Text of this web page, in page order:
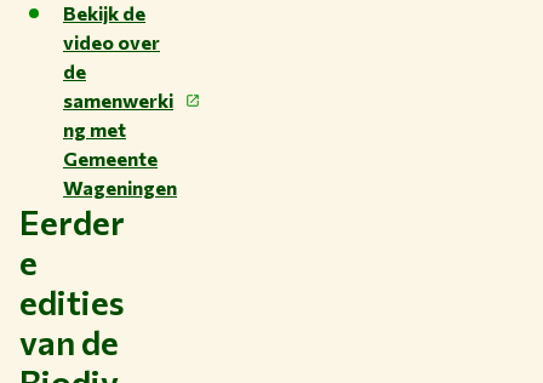
Bekijk de
video over
de
samenwerki
ng met
Gemeente
Wageningen
Eerder
e
edities
van de